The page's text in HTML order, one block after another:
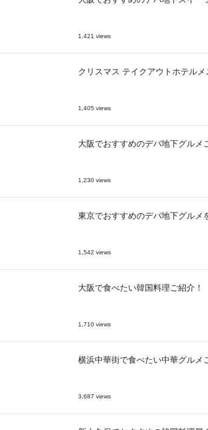
1,421 views
クリスマス テイクアウトホテルメ
1,405 views
大阪でおすすめのデパ地下グルメ
1,230 views
東京でおすすめのデパ地下グルメ
1,542 views
大阪で食べたい韓国料理ご紹介！
1,710 views
横浜中華街で食べたい中華グルメ
3,687 views